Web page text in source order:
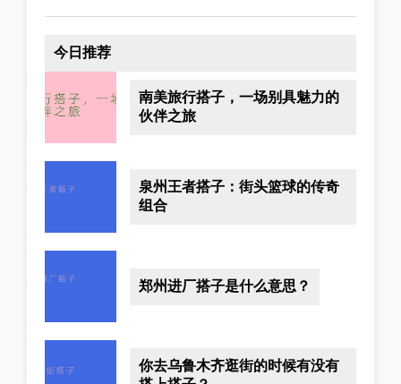
今日推荐
南美旅行搭子，一场别具魅力的
伙伴之旅
泉州王者搭子：街头篮球的传奇
组合
郑州进厂搭子是什么意思？
你去乌鲁木齐逛街的时候有没有